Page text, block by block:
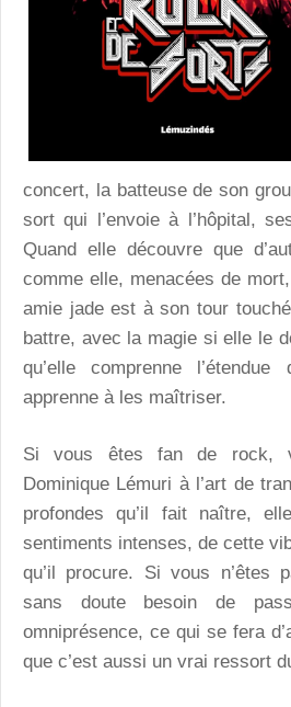
concert, la batteuse de son
sort qui l’envoie à l’hôpital,
Quand elle découvre que
comme elle, menacées de
amie jade est à son tour
battre, avec la magie si elle le
qu’elle comprenne
apprenne à les maîtriser.
Si vous êtes fan de rock,
Dominique Lémuri à l’art de
profondes qu’il fait naître,
sentiments intenses, de cette
qu’il procure. Si vous n’êtes
sans doute besoin de
omniprésence, ce qui se fera
que c’est aussi un vrai ressort